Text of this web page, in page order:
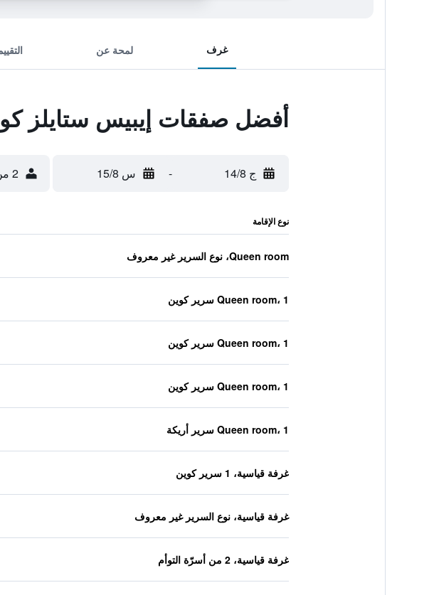
غرف لمحة عن
أفضل صفقات إيبيس ستايلز
ج 14/8 - س 15/8 2 من الضيوف، غرفة واحدة
نوع الإقامة
Queen room، نوع السرير غير معروف
Queen room، 1 سرير كوين
Queen room، 1 سرير كوين
Queen room، 1 سرير كوين
Queen room، 1 سرير أريكة
غرفة قياسية، 1 سرير كوين
غرفة قياسية، نوع السرير غير معروف
غرفة قياسية، 2 من أسرّة التوأم